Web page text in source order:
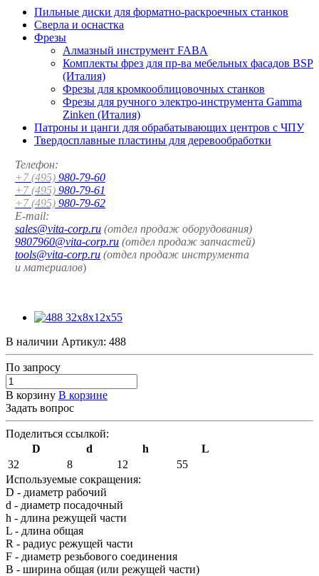
Пильные диски для форматно-раскроечных станков
Сверла и оснастка
Фрезы
Алмазный инструмент FABA
Комплекты фрез для пр-ва мебельных фасадов BSP
(Италия)
Фрезы для кромкооблицовочных станков
Фрезы для ручного электро-инструмента Gamma
Zinken (Италия)
Патроны и цанги для обрабатывающих центров с ЧПУ
Твердосплавные пластины для деревообработки
Телефон:
+7 (495) 980-79-60
+7 (495) 980-79-61
+7 (495) 980-79-62
E-mail:
sales@vita-corp.ru (отдел продаж оборудования)
9807960@vita-corp.ru (отдел продаж запчастей)
tools@vita-corp.ru (отдел продаж инструмента
и материалов)
В наличии Артикул: 488
По запросу
В корзину В корзине
Задать вопрос
Поделиться ссылкой:
D
d h
L
32
8 12
55
Используемые сокращения:
D - диаметр рабочий
d - диаметр посадочный
h - длина режущей части
L - длина общая
R - радиус режущей части
F - диаметр резьбового соединения
B - ширина общая (или режущей части)